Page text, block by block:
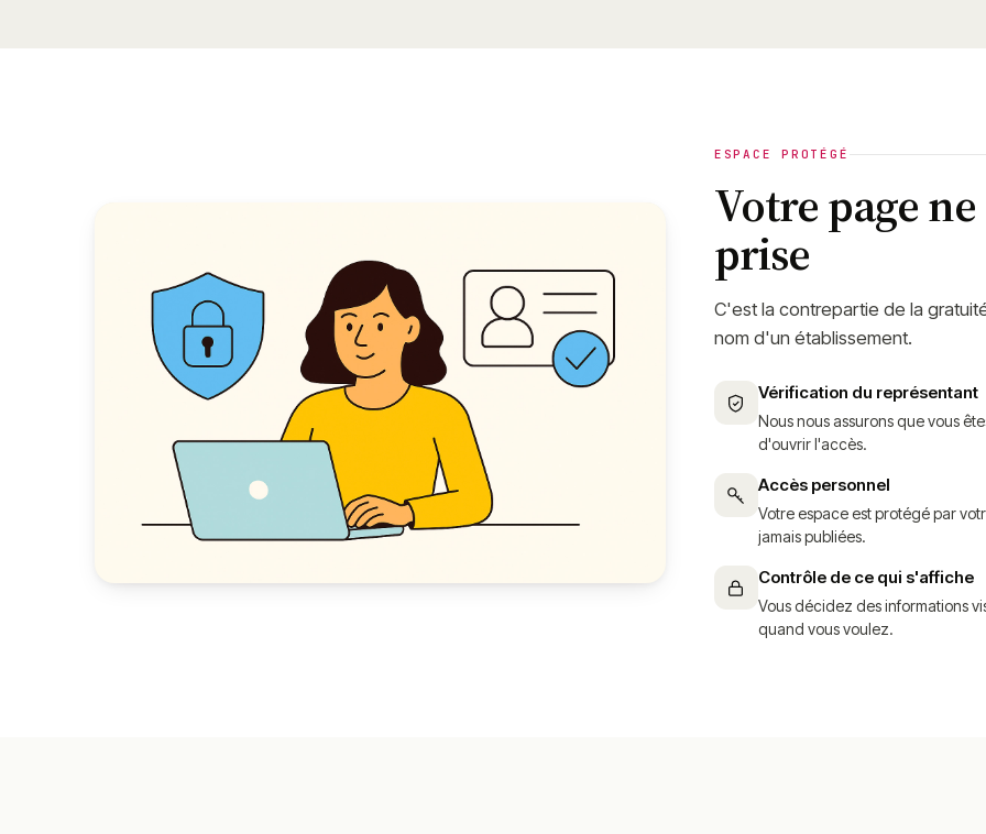
ESPACE PROTÉGÉ
Votre page
prise
C'est la contrepartie de la
nom d'un établissement.
Vérification du représentant
Nous nous assurons que vous
d'ouvrir l'accès.
Accès personnel
Votre espace est protégé par
jamais publiées.
Contrôle de ce qui s'affiche
Vous décidez des informations
quand vous voulez.